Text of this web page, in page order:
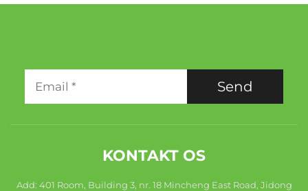
Send
KONTAKT OS
Add: 401 Room, Building 3, nr. 18 Mincheng East Road, Jidong